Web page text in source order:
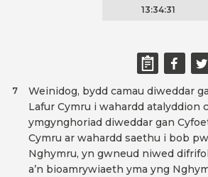
13:34:31
Weinidog, bydd camau diweddar
Lafur Cymru i wahardd atalyddion
ymgynghoriad diweddar gan
Cymru ar wahardd saethu i bob
Nghymru, yn gwneud niwed
a’n bioamrywiaeth yma yng
7